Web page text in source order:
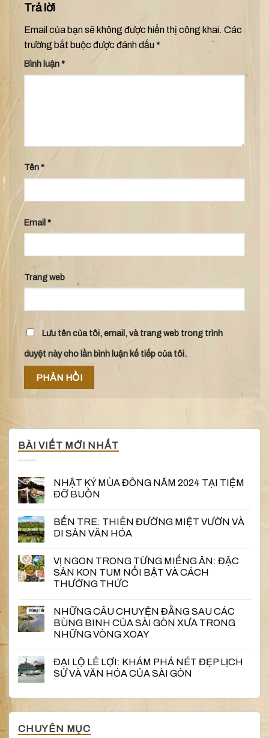
Trả lời
Email của bạn sẽ không được hiển thị công khai. Các
trường bắt buộc được đánh dấu*
Bình luận*
Tên*
Email*
Trang web
Lưu tên của tôi, email, và trang web trong trình
duyệt này cho lần bình luận kế tiếp của tôi.
BÀI VIẾT MỚI NHẤT
NHẬT KÝ MÙA ĐÔNG NĂM 2024 TẠI TIỆM
ĐỠ BUỒN
BẾN TRE: THIÊN ĐƯỜNG MIỆT VƯỜN VÀ
DI SẢN VĂN HÓA
VỊ NGON TRONG TỪNG MIẾNG ĂN: ĐẶC
SẢN KON TUM NỔI BẬT VÀ CÁCH
THƯỞNG THỨC
NHỮNG CÂU CHUYỆN ĐẰNG SAU CÁC
BÙNG BINH CỦA SÀI GÒN XƯA TRONG
NHỮNG VÒNG XOAY
ĐẠI LỘ LÊ LỢI: KHÁM PHÁ NÉT ĐẸP LỊCH
SỬ VÀ VĂN HÓA CỦA SÀI GÒN
CHUYÊN MỤC